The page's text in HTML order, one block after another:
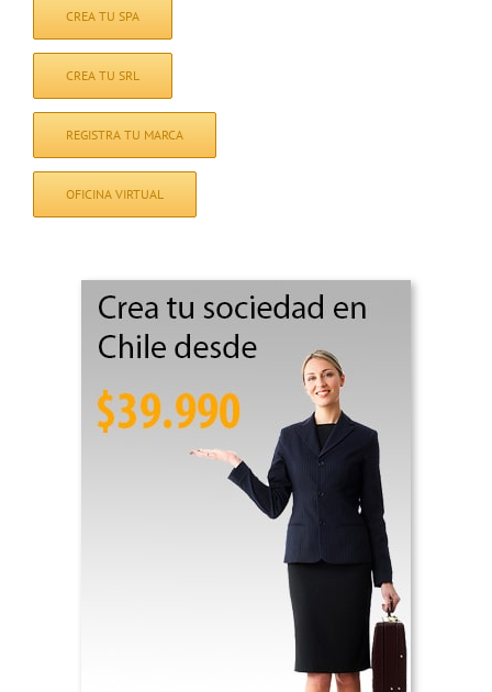
CREA TU SPA
CREA TU SRL
REGISTRA TU MARCA
OFICINA VIRTUAL